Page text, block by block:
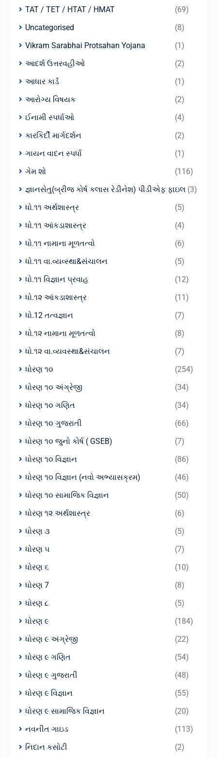
TAT / TET / HTAT / HMAT
(69)
Uncategorised
(8)
Vikram Sarabhai Protsahan Yojana
(1)
આદર્શ ઉત્તરવહીઓ
(2)
આધાર કાર્ડ
(1)
આરોગ્ય વિષયક
(2)
ઈનામી સ્પર્ધાઓ
(4)
કારકિર્દી માર્ગદર્શન
(2)
ગાયન વાદન સ્પર્ધા
(1)
ગેમ શો
(116)
જ્ઞાનસેતુ(બ્રીજ કોર્ષ કલાસ રેડીનેશ) પીડીએફ ફાઇલ(3)
ધો.૧૧ અર્થશાસ્ત્ર
(5)
ધો.૧૧ આંકડાશાસ્ત્ર
(4)
ધો.૧૧ નામાના મૂળતત્વો
(6)
ધો.૧૧ વા.વ્યવ્સ્થા&સંચાલન
(5)
ધો.૧૧ વિજ્ઞાન પ્રવાહ
(12)
ધો.૧૨ આંકડાશાસ્ત્ર
(11)
ધો.12 તત્વજ્ઞાન
(7)
ધો.૧૨ નામાના મૂળતત્વો
(8)
ધો.૧૨ વા.વ્યવસ્થા&સંચાલન
(7)
ધોરણ ૧૦
(254)
ધોરણ ૧૦ અંગ્રેજી
(34)
ધોરણ ૧૦ ગણિત
(34)
ધોરણ ૧૦ ગુજરાતી
(66)
ધોરણ ૧૦ જુનો કોર્ષ ( GSEB)
(7)
ધોરણ ૧૦ વિજ્ઞાન
(86)
ધોરણ ૧૦ વિજ્ઞાન (નવો અભ્યાસક્રમ)
(46)
ધોરણ ૧૦ સામાજિક વિજ્ઞાન
(50)
ધોરણ ૧૨ અર્થશાસ્ત્ર
(6)
ધોરણ ૩
(5)
ધોરણ ૫
(7)
ધોરણ ૬
(10)
ધોરણ 7
(8)
ધોરણ ૮
(5)
ધોરણ ૯
(184)
ધોરણ ૯ અંગ્રેજી
(22)
ધોરણ ૯ ગણિત
(54)
ધોરણ ૯ ગુજરાતી
(48)
ધોરણ ૯ વિજ્ઞાન
(55)
ધોરણ ૯ સામાજિક વિજ્ઞાન
(20)
નવનીત ગાઇડ
(113)
નિદાન કસોટી
(2)